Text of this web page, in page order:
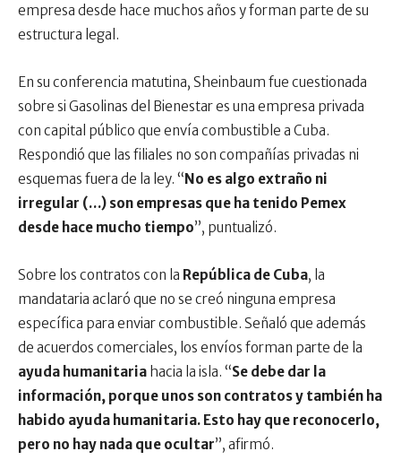
empresa desde hace muchos años y forman parte de su
estructura legal.
En su conferencia matutina, Sheinbaum fue cuestionada
sobre si Gasolinas del Bienestar es una empresa privada
con capital público que envía combustible a Cuba.
Respondió que las filiales no son compañías privadas ni
esquemas fuera de la ley. “No es algo extraño ni
irregular (…) son empresas que ha tenido Pemex
desde hace mucho tiempo”, puntualizó.
Sobre los contratos con la República de Cuba, la
mandataria aclaró que no se creó ninguna empresa
específica para enviar combustible. Señaló que además
de acuerdos comerciales, los envíos forman parte de la
ayuda humanitaria hacia la isla. “Se debe dar la
información, porque unos son contratos y también ha
habido ayuda humanitaria. Esto hay que reconocerlo,
pero no hay nada que ocultar”, afirmó.